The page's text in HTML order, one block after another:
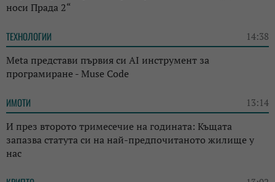
носи Прада 2“
ТЕХНОЛОГИИ 14:38
Meta представи първия си AI инструмент за
програмиране - Muse Code
ИМОТИ 13:14
И през второто тримесечие на годината: Къщата
запазва статута си на най-предпочитаното жилище у
нас